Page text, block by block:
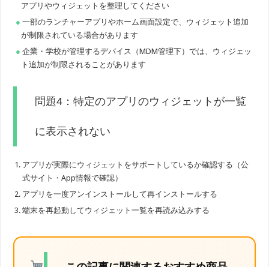
アプリやウィジェットを整理してください
一部のランチャーアプリやホーム画面設定で、ウィジェット追加
が制限されている場合があります
企業・学校が管理するデバイス（MDM管理下）では、ウィジェッ
ト追加が制限されることがあります
問題4：特定のアプリのウィジェットが一覧
に表示されない
アプリが実際にウィジェットをサポートしているか確認する（公
式サイト・App情報で確認）
アプリを一度アンインストールして再インストールする
端末を再起動してウィジェット一覧を再読み込みする